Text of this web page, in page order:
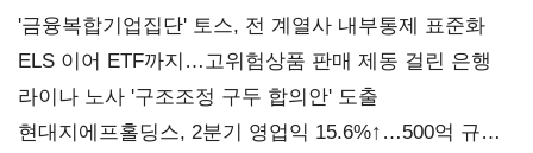
진실 밝혀야"
'금융복합기업집단' 토스, 전 계열사 내부통제 표준화
ELS 이어 ETF까지…고위험상품 판매 제동 걸린 은행
라이나 노사 '구조조정 구두 합의안' 도출
현대지에프홀딩스, 2분기 영업익 15.6%↑…500억 규모